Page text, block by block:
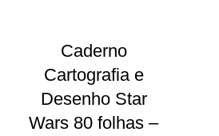
Caderno
Cartografia e
Desenho Star
Wars 80 folhas –